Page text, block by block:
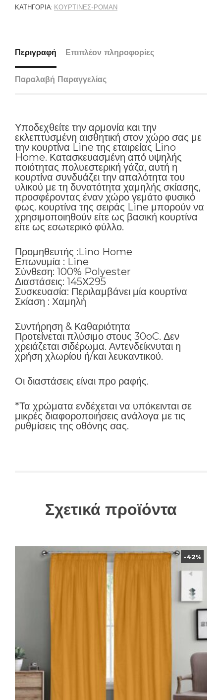
ΚΑΤΗΓΟΡΊΑ: ΚΟΥΡΤΙΝΕΣ-ΡΟΜΑΝ
Περιγραφή Επιπλέον πληροφορίες
Παραλαβή Παραγγελίας
Υποδεχθείτε την αρμονία και την
εκλεπτυσμένη αισθητική στον χώρο σας με
την κουρτίνα Line της εταιρείας Lino
Home. Κατασκευασμένη από υψηλής
ποιότητας πολυεστερική γάζα, αυτή η
κουρτίνα συνδυάζει την απαλότητα του
υλικού με τη δυνατότητα χαμηλής σκίασης,
προσφέροντας έναν χώρο γεμάτο φυσικό
φως. κουρτίνα της σειράς Line μπορούν να
χρησιμοποιηθούν είτε ως βασική κουρτίνα
είτε ως εσωτερικό φύλλο.
Προμηθευτής :Lino Home
Επωνυμία : Line
Σύνθεση: 100% Polyester
Διαστάσεις: 145Χ295
Συσκευασία: Περιλαμβάνει μία κουρτίνα
Σκίαση : Χαμηλή
Συντήρηση & Καθαριότητα
Προτείνεται πλύσιμο στους 30oC. Δεν
χρειάζεται σιδέρωμα. Αντενδείκνυται η
χρήση χλωρίου ή/και λευκαντικού.
Οι διαστάσεις είναι προ ραφής.
*Τα χρώματα ενδέχεται να υπόκεινται σε
μικρές διαφοροποιήσεις ανάλογα με τις
ρυθμίσεις της οθόνης σας.
Σχετικά προϊόντα
-42%